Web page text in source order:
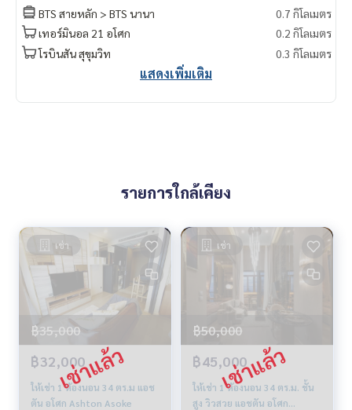
BTS สายหลัก > BTS นานา
0.7 กิโลเมตร
เทอร์มินอล 21 อโศก
0.2 กิโลเมตร
โรบินสัน สุขุมวิท
0.3 กิโลเมตร
แสดงเพิ่มเติม
รายการใกล้เคียง
เช่า
฿35,000
฿32,000
ให้เช่า 1 ห้องนอน 34 ตร.ม แอช
ตัน อโศก Ashton Asoke
เช่า
฿50,000
฿45,000
ให้เช่า 1 ห้องนอน 34 ตร.ม. ชั้น
สูง วิวสวย แอชตัน อโศก